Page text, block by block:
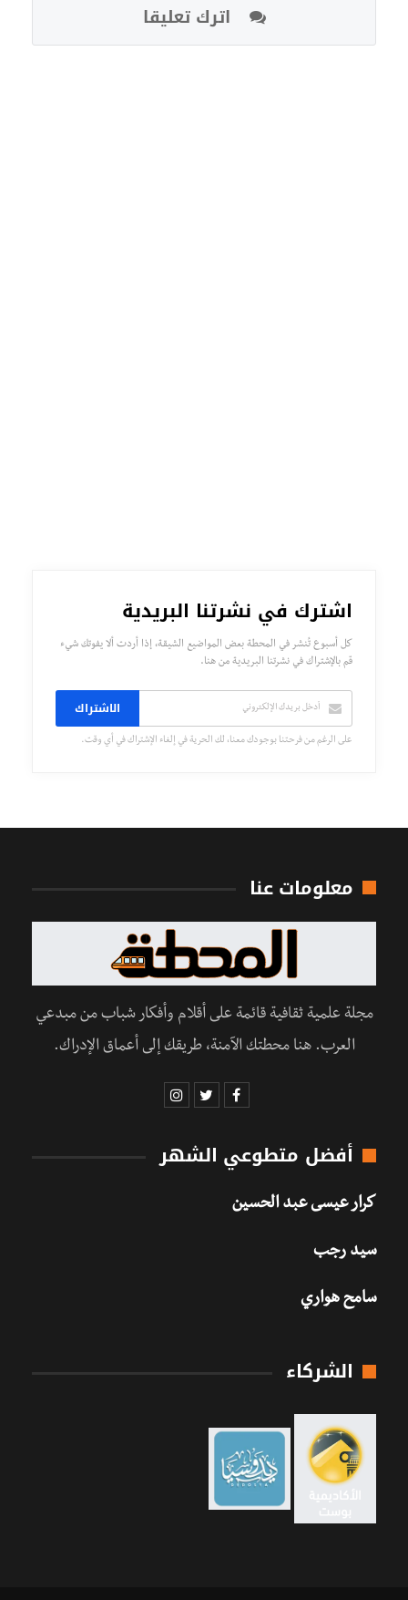
اترك تعليقا
اشترك في نشرتنا البريدية
كل أسبوع تُنشر في المحطة بعض المواضيع الشيقة، إذا أردت ألا يفوتك شيء
قم بالإشتراك في نشرتنا البريدية من هنا.
الاشتراك
على الرغم من فرحتنا بوجودك معنا، لك الحرية في إلغاء الإشتراك في أي وقت.
معلومات عنا
مجلة علمية ثقافية قائمة على أقلام وأفكار شباب من مبدعي
العرب. هنا محطتك الآمنة، طريقك إلى أعماق الإدراك.
أفضل متطوعي الشهر
كرار عيسى عبد الحسين
سيد رجب
سامح هواري
الشركاء